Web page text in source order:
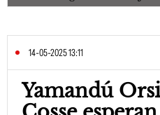
14-05-2025 13:11
Yamandú